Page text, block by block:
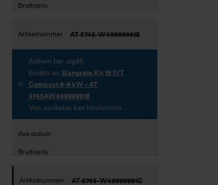
AT 5745-W49999991B
Artikeln har utgått
Ersätts av Slangsats Kit 1B IVT
Compact 6-9 kW - AT
5745AW49999991B
Viss avvikelse kan förekomma
AT 5745-W49999991C